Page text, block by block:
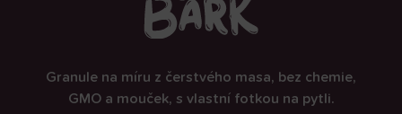
Granule na míru z čerstvého masa, bez chemie,
GMO a mouček, s vlastní fotkou na pytli.